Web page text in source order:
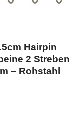
Hairpin
2 Streben
– Rohstahl